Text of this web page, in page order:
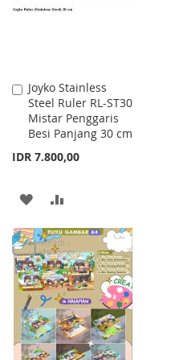
Joyko Stainless
Steel Ruler RL-ST30
Mistar Penggaris
Besi Panjang 30 cm
IDR 7.800,00
Add
to
Cart
ADD
TO
WISH
LIST
TO
COMPARE